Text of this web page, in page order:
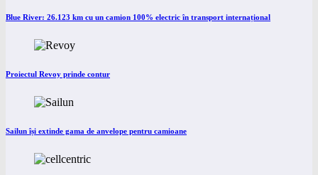
Blue River: 26.123 km cu un camion 100% electric în transport internațional
Proiectul Revoy prinde contur
Sailun își extinde gama de anvelope pentru camioane